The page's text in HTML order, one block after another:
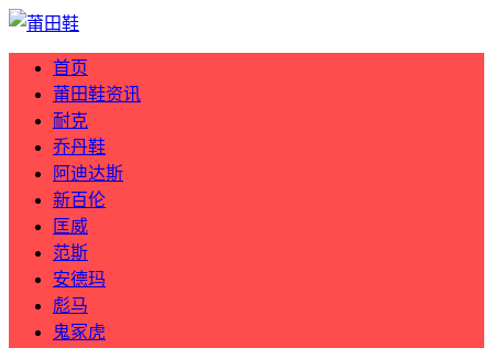
首页
莆田鞋资讯
耐克
乔丹鞋
阿迪达斯
新百伦
匡威
范斯
安德玛
彪马
鬼冢虎